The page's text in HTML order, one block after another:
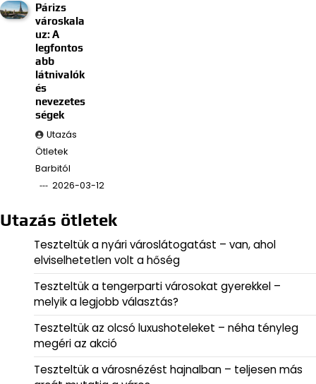
Párizs
városkala
uz: A
legfontos
abb
látnivalók
és
nevezetes
ségek
Utazás
Ötletek
Barbitól
2026-03-12
Utazás ötletek
Teszteltük a nyári városlátogatást – van, ahol
elviselhetetlen volt a hőség
Teszteltük a tengerparti városokat gyerekkel –
melyik a legjobb választás?
Teszteltük az olcsó luxushoteleket – néha tényleg
megéri az akció
Teszteltük a városnézést hajnalban – teljesen más